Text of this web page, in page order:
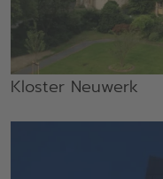
Kloster Neuwerk